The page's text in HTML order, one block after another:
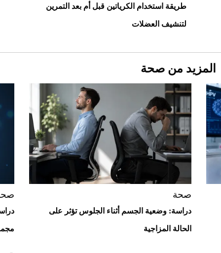
Aston Martin Valiant: على هوى الأبطال
طريقة استخدام الكرياتين قبل أم بعد التمرين
لتنشيف العضلات
المزيد من صحة
صحة
دراسة: وضعية الجسم أثناء الجلوس تؤثر على
الحالة المزاجية